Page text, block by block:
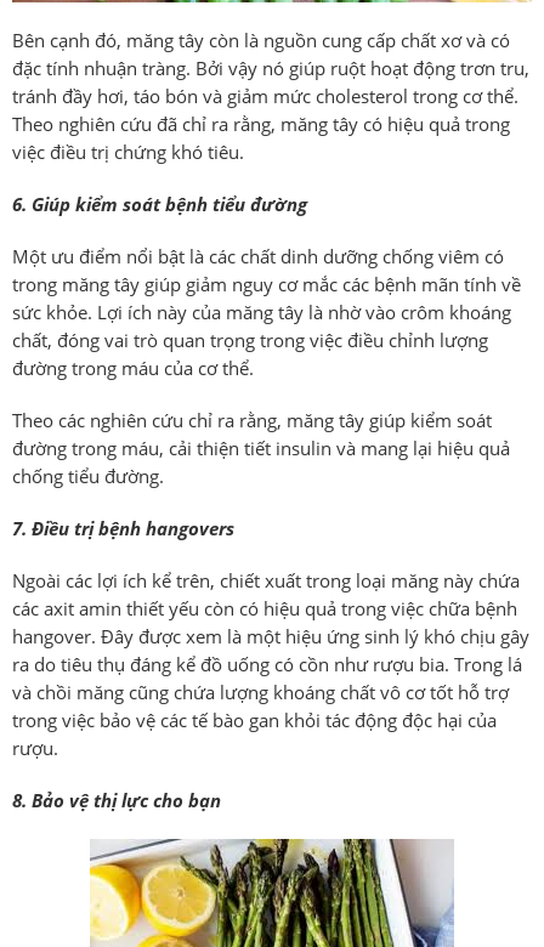
Bên cạnh đó, măng tây còn là nguồn cung cấp chất xơ và có
đặc tính nhuận tràng. Bởi vậy nó giúp ruột hoạt động trơn tru,
tránh đầy hơi, táo bón và giảm mức cholesterol trong cơ thể.
Theo nghiên cứu đã chỉ ra rằng, măng tây có hiệu quả trong
việc điều trị chứng khó tiêu.
6. Giúp kiểm soát bệnh tiểu đường
Một ưu điểm nổi bật là các chất dinh dưỡng chống viêm có
trong măng tây giúp giảm nguy cơ mắc các bệnh mãn tính về
sức khỏe. Lợi ích này của măng tây là nhờ vào crôm khoáng
chất, đóng vai trò quan trọng trong việc điều chỉnh lượng
đường trong máu của cơ thể.
Theo các nghiên cứu chỉ ra rằng, măng tây giúp kiểm soát
đường trong máu, cải thiện tiết insulin và mang lại hiệu quả
chống tiểu đường.
7. Điều trị bệnh hangovers
Ngoài các lợi ích kể trên, chiết xuất trong loại măng này chứa
các axit amin thiết yếu còn có hiệu quả trong việc chữa bệnh
hangover. Đây được xem là một hiệu ứng sinh lý khó chịu gây
ra do tiêu thụ đáng kể đồ uống có cồn như rượu bia. Trong lá
và chồi măng cũng chứa lượng khoáng chất vô cơ tốt hỗ trợ
trong việc bảo vệ các tế bào gan khỏi tác động độc hại của
rượu.
8. Bảo vệ thị lực cho bạn